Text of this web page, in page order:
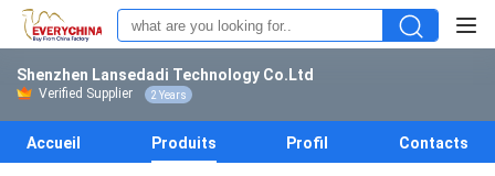
Shenzhen Lansedadi Technology Co.Ltd
Verified Supplier 2 Years
Accueil Produits Profil Contacts